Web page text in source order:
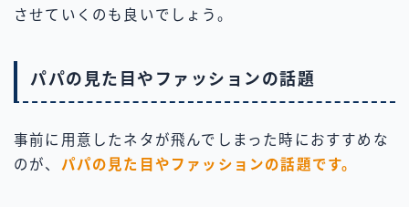
させていくのも良いでしょう。
パパの見た目やファッションの話題
事前に用意したネタが飛んでしまった時におすすめな
のが、 パパの見た目やファッションの話題です。